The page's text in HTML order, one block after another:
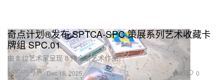
Fashion 时装
奇点计划®发布 SPTCA-SPC 策展系列艺术收藏卡
牌组 SPC.01
由 8 位艺术家呈现 8 件全新艺术作品。
Dec 16, 2025 93 0